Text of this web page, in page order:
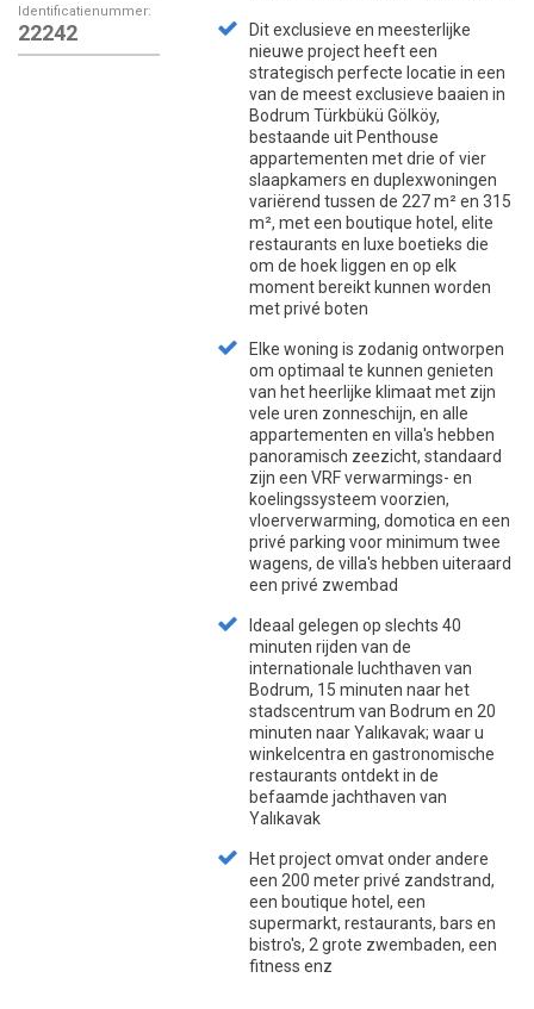
Identificatienummer:
22242
Dit exclusieve en meesterlijke
nieuwe project heeft een
strategisch perfecte locatie in een
van de meest exclusieve baaien in
Bodrum Türkbükü Gölköy,
bestaande uit Penthouse
appartementen met drie of vier
slaapkamers en duplexwoningen
variërend tussen de 227 m² en 315
m², met een boutique hotel, elite
restaurants en luxe boetieks die
om de hoek liggen en op elk
moment bereikt kunnen worden
met privé boten
Elke woning is zodanig ontworpen
om optimaal te kunnen genieten
van het heerlijke klimaat met zijn
vele uren zonneschijn, en alle
appartementen en villa's hebben
panoramisch zeezicht, standaard
zijn een VRF verwarmings- en
koelingssysteem voorzien,
vloerverwarming, domotica en een
privé parking voor minimum twee
wagens, de villa's hebben uiteraard
een privé zwembad
Ideaal gelegen op slechts 40
minuten rijden van de
internationale luchthaven van
Bodrum, 15 minuten naar het
stadscentrum van Bodrum en 20
minuten naar Yalıkavak; waar u
winkelcentra en gastronomische
restaurants ontdekt in de
befaamde jachthaven van
Yalıkavak
Het project omvat onder andere
een 200 meter privé zandstrand,
een boutique hotel, een
supermarkt, restaurants, bars en
bistro's, 2 grote zwembaden, een
fitness enz